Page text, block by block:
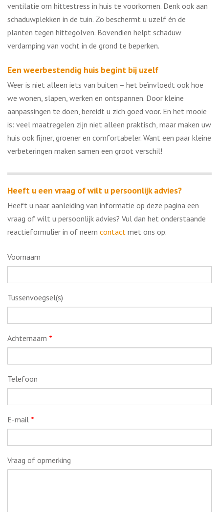
ventilatie om hittestress in huis te voorkomen. Denk ook aan
schaduwplekken in de tuin. Zo beschermt u uzelf én de
planten tegen hittegolven. Bovendien helpt schaduw
verdamping van vocht in de grond te beperken.
Een weerbestendig huis begint bij uzelf
Weer is niet alleen iets van buiten – het beïnvloedt ook hoe
we wonen, slapen, werken en ontspannen. Door kleine
aanpassingen te doen, bereidt u zich goed voor. En het mooie
is: veel maatregelen zijn niet alleen praktisch, maar maken uw
huis ook fijner, groener en comfortabeler. Want een paar kleine
verbeteringen maken samen een groot verschil!
Heeft u een vraag of wilt u persoonlijk advies?
Heeft u naar aanleiding van informatie op deze pagina een
vraag of wilt u persoonlijk advies? Vul dan het onderstaande
reactieformulier in of neem contact met ons op.
Voornaam
Tussenvoegsel(s)
Achternaam *
Telefoon
E-mail *
Vraag of opmerking